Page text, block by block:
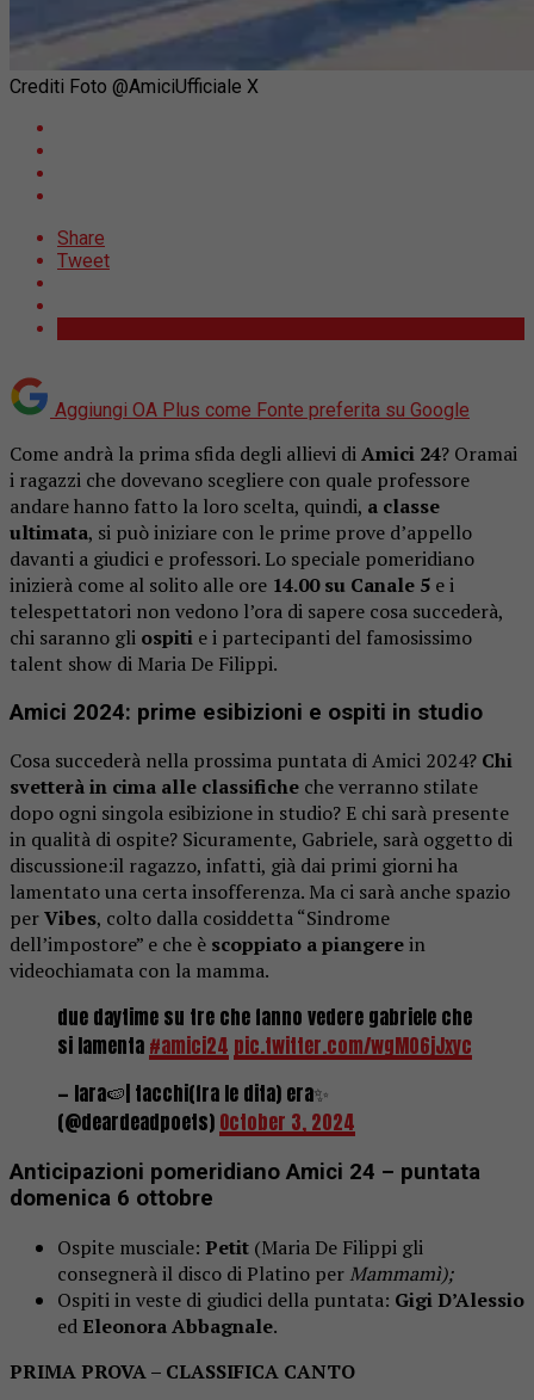
Crediti Foto @AmiciUfficiale X
Share
Tweet
Aggiungi OA Plus come Fonte preferita su Google
Come andrà la prima sfida degli allievi diAmici 24? Oramai
i ragazzi che dovevano scegliere con quale professore
andare hanno fatto la loro scelta, quindi, a classe
ultimata, si può iniziare con le prime prove d’appello
davanti a giudici e professori. Lo speciale pomeridiano
inizierà come al solito alle ore 14.00 su Canale 5 e i
telespettatori non vedono l’ora di sapere cosa succederà,
chi saranno gli ospiti e i partecipanti del famosissimo
talent show di Maria De Filippi.
Amici 2024: prime esibizioni e ospiti in studio
Cosa succederà nella prossima puntata di Amici 2024? Chi
svetterà in cima alle classifiche che verranno stilate
dopo ogni singola esibizione in studio? E chi sarà presente
in qualità di ospite? Sicuramente, Gabriele, sarà oggetto di
discussione:il ragazzo, infatti, già dai primi giorni ha
lamentato una certa insofferenza. Ma ci sarà anche spazio
perVibes, colto dalla cosiddetta “Sindrome
dell’impostore” e che è scoppiato a piangerein
videochiamata con la mamma.
due daytime su tre che fanno vedere gabriele che
si lamenta #amici24 pic.twitter.com/wgM06jJxyc
— lara🍉| tacchi(fra le dita) era✨
(@deardeadpoets) October 3, 2024
Anticipazioni pomeridiano Amici 24 – puntata
domenica 6 ottobre
Ospite musciale: Petit (Maria De Filippi gli
consegnerà il disco di Platino perMammamì);
Ospiti in veste di giudici della puntata: Gigi D’Alessio
ed Eleonora Abbagnale.
PRIMA PROVA – CLASSIFICA CANTO